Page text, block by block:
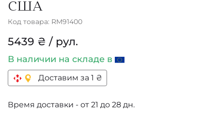
США
Код товара: RM91400
5439 ₴ / рул.
В наличии на складе в
Доставим за 1 ₴
Время доставки - от 21 до 28 дн.